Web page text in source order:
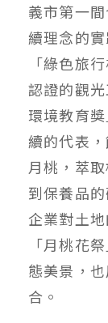
義市第一
續理念的
「綠色旅
認證的觀
環境教育
續的代表
月桃，萃
到保養品
企業對土
「月桃花
態美景，
合。